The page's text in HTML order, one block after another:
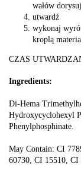
wałów
utwardź
wykonaj
kroplą
CZAS
Ingredients:
Di-Hema
Hydroxycyclohexyl
Phenylphosphinate.
May Contain: CI
60730, CI 15510, CI